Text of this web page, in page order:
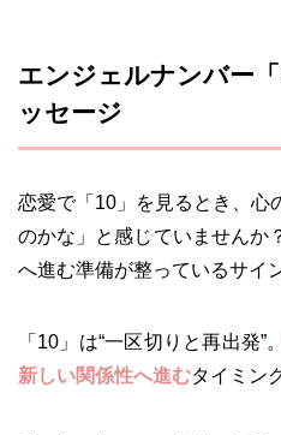
エンジェルナンバー
ッセージ
恋愛で「10」を見るとき、心
のかな」と感じていませんか
へ進む準備が整っているサイ
「10」は“一区切りと再出発”。
新しい関係性へ進むタイミン